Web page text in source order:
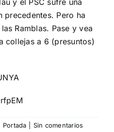
precedentes. Pero ha
Ramblas. Pase y vea
collejas a 6 (presuntos)
Portada Sin comentarios